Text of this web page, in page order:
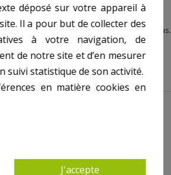
de la longueur a été prise tétons inclus.
POUR SKIMMER CERTIKIN
déposé sur votre appareil à
Il a pour but de collecter des
à votre navigation, de
de notre site et d’en mesurer
suivi statistique de son activité.
en matière cookies en
J'accepte